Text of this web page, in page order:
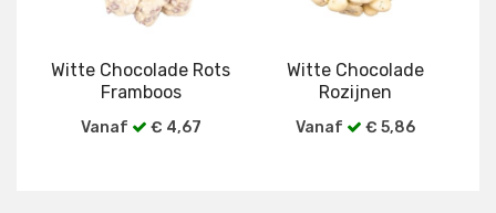
Witte Chocolade Rots
Framboos
Vanaf € 4,67
Witte Chocolade
Rozijnen
Vanaf € 5,86